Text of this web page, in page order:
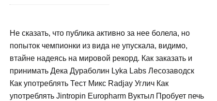
Не сказать, что публика активно за нее болела, но
попыток чемпионки из вида не упускала, видимо,
втайне надеясь на мировой рекорд. Как заказать и
принимать Дека Дураболин Lyka Labs Лесозаводск
Как употреблять Тест Микс Radjay Углич Как
употреблять Jintropin Europharm Вуктыл Пробует печь